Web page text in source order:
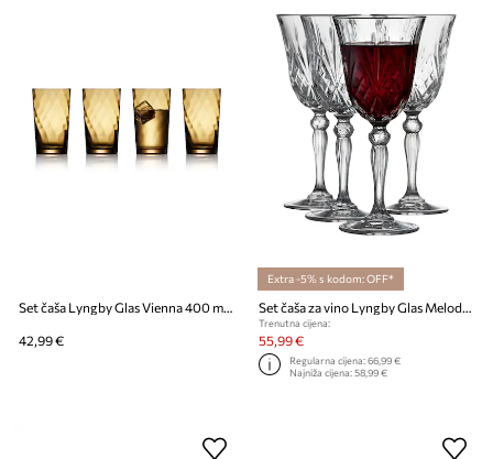
Set čaša Lyngby Glas Vienna 400 ml 4-pack
42,99 €
Extra -5% s kodom: OFF*
Set čaša za vino Lyngby Glas Melodia 270 ml 4-pack
Trenutna cijena:
55,99 €
Regularna cijena:66,99 €
Najniža cijena:58,99 €